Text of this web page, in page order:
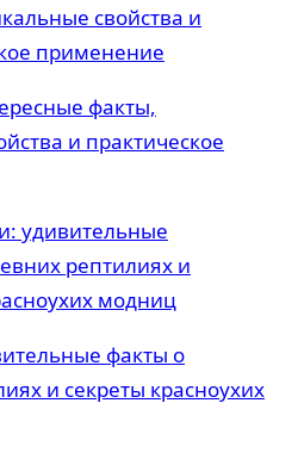
факты,
и практическое
факты о
и секреты красноухих